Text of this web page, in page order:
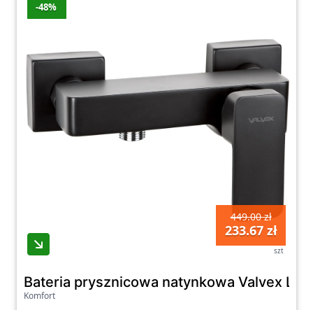
-48%
449.00 zł
233.67 zł
szt
Bateria prysznicowa natynkowa Valvex
Komfort